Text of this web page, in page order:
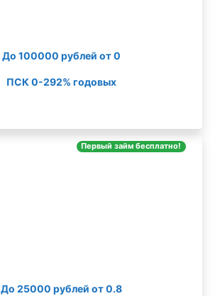
До 100000 рублей от 0
ПСК 0-292% годовых
Первый займ бесплатно!
До 25000 рублей от 0.8